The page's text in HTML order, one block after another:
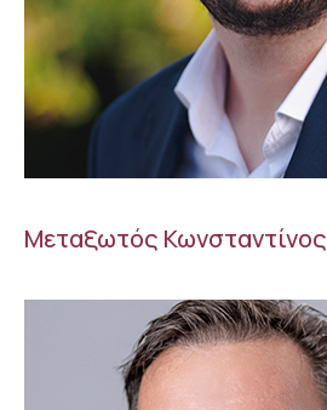
Μεταξωτός Κωνσταντίνος